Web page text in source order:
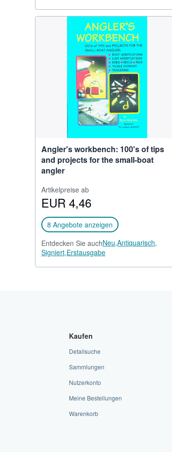
Angler's workbench: 100's of tips
and projects for the small-boat
angler
Artikelpreise ab
EUR 4,46
8 Angebote anzeigen
Entdecken Sie auchNeu,Antiquarisch,
Signiert,Erstausgabe
Kaufen
Detailsuche
Sammlungen
Nutzerkonto
Meine Bestellungen
Warenkorb